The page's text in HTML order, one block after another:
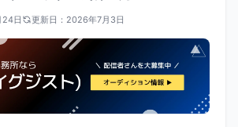
日 更新日： 2026年7月3日